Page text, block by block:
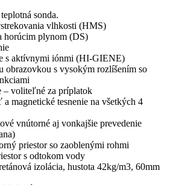
sonda.
vlhkosti (HMS)
horúcim plynom (DS)
s aktívnymi iónmi (HI-GIENE)
obrazovkou s vysokým rozlíšením so
– voliteľné za príplatok
magnetické tesnenie na všetkých 4
vnútorné aj vonkajšie prevedenie
priestor so zaoblenými rohmi
s odtokom vody
izolácia, hustota 42kg/m3, 60mm